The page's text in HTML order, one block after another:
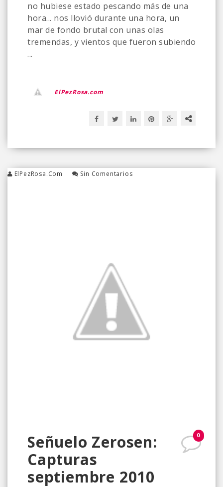
no hubiese estado pescando más de una
hora... nos llovió durante una hora, un
mar de fondo brutal con unas olas
tremendas, y vientos que fueron subiendo
...
ElPezRosa.com
ElPezRosa.com Sin Comentarios
0
Señuelo Zerosen:
Capturas
septiembre 2010